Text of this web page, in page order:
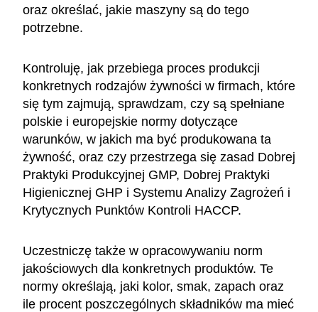
oraz określać, jakie maszyny są do tego
potrzebne.
Kontroluję, jak przebiega proces produkcji
konkretnych rodzajów żywności w firmach, które
się tym zajmują, sprawdzam, czy są spełniane
polskie i europejskie normy dotyczące
warunków, w jakich ma być produkowana ta
żywność, oraz czy przestrzega się zasad Dobrej
Praktyki Produkcyjnej GMP, Dobrej Praktyki
Higienicznej GHP i Systemu Analizy Zagrożeń i
Krytycznych Punktów Kontroli HACCP.
Uczestniczę także w opracowywaniu norm
jakościowych dla konkretnych produktów. Te
normy określają, jaki kolor, smak, zapach oraz
ile procent poszczególnych składników ma mieć